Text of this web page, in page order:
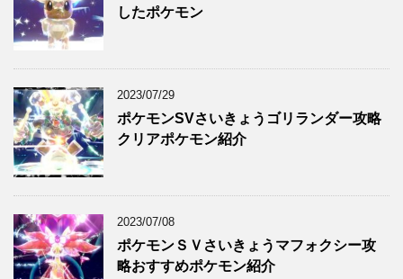
したポケモン
2023/07/29
ポケモンSVさいきょうゴリランダー攻略
クリアポケモン紹介
2023/07/08
ポケモンＳＶさいきょうマフォクシー攻
略おすすめポケモン紹介